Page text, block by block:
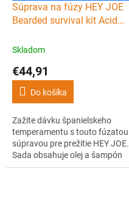
Súprava na fúzy HEY JOE
Bearded survival kit Acid
Skladom
€44,91
Do košíka
Zažite dávku španielskeho
temperamentu s touto fúzatou
súpravou pre prežitie HEY JOE.
Sada obsahuje olej a šampón
na fúzy a inovatívnu kefu na